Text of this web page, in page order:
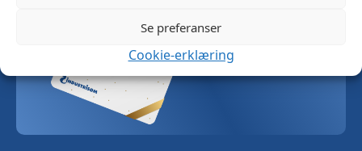
Se preferanser
Cookie-erklæring